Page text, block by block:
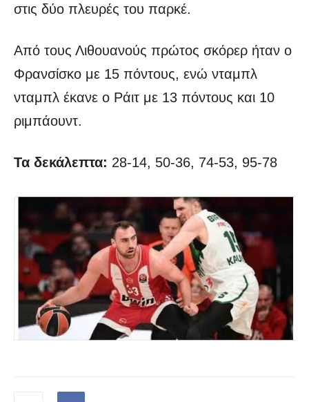
στις δύο πλευρές του παρκέ.
Από τους Λιθουανούς πρώτος σκόρερ ήταν ο
Φρανσίσκο με 15 πόντους, ενώ νταμπλ
νταμπλ έκανε ο Ράιτ με 13 πόντους και 10
ριμπάουντ.
Τα δεκάλεπτα: 28-14, 50-36, 74-53, 95-78